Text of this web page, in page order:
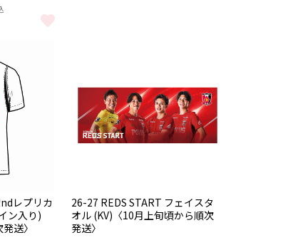
キーホルダー をもっと見る
レプリカ
ン入り)
送〉
NEW
期間限定
受注
商品
08/06 18:00〜08/16
22:00
26-27 REDS START フェイスタ
オル (KV)〈10月上旬頃から順次
発送〉